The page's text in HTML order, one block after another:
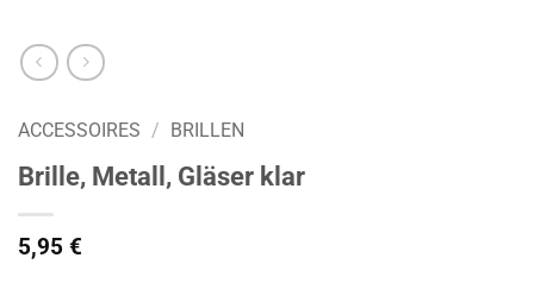
ACCESSOIRES / BRILLEN
Brille, Metall, Gläser klar
5,95 €